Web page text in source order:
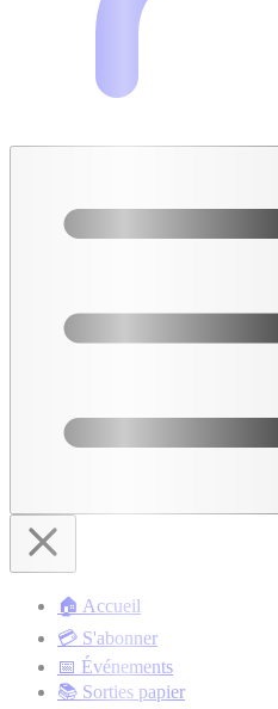
🏠 Accueil
💳 S'abonner
📅 Événements
📚 Sorties papier